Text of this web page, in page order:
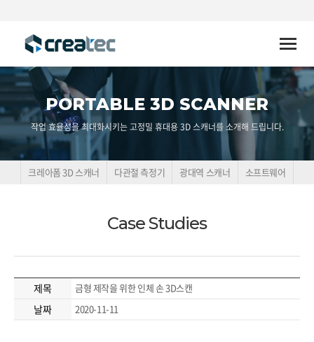
Toggle
PORTABLE 3D SCANNER
작업 효율성을 최대화시키는 고정밀 휴대용 3D 스캐너를 소개해 드립니다.
크레아폼 3D 스캐너 다관절 측정기 광대역 스캐너 소프트웨어
Case Studies
제목 금형 제작을 위한 인체 손 3D스캔
날짜 2020-11-11